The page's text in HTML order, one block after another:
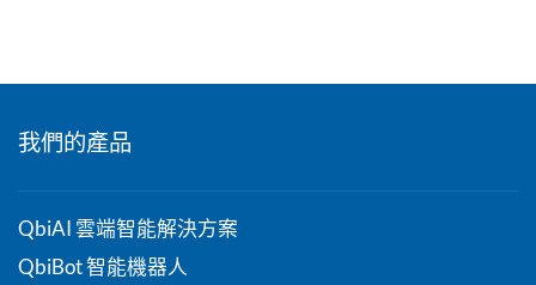
我們的產品
QbiAI 雲端智能解決方案
QbiBot 智能機器人